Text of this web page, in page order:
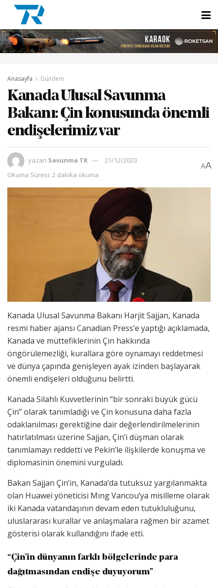
Anasayfa Gündem
Kanada Ulusal Savunma
Bakanı: Çin konusunda önemli
endişelerimiz var
yazan Savunma TR
21/12/2020
Okuma Süresi: 2 dakika okuma
AA
Kanada Ulusal Savunma Bakanı Harjit Sajjan, Kanada
resmi haber ajansı Canadian Press’e yaptığı açıklamada,
Kanada ve müttefiklerinin Çin hakkında
öngörülemezliği, kurallara göre oynamayı reddetmesi
ve dünya çapında genişleyen ayak izinden başlayarak
önemli endişeleri olduğunu belirtti.
Kanada Silahlı Kuvvetlerinin “bir sonraki büyük gücü
Çin” olarak tanımladığı ve Çin konusuna daha fazla
odaklanılması gerektiğine dair değerlendirilmelerinin
hatırlatılması üzerine Sajjan, Çin’i düşman olarak
tanımlamayı reddetti ve Pekin’le ilişkilerde konuşma ve
diplomasinin önemini vurguladı.
Bakan Sajjan Çin’in, Kanada’da tutuksuz yargılanmakta
olan Huawei yöneticisi Mıng Vancou’ya misilleme olarak
iki Kanada vatandaşının devam eden tutukluluğunu,
uluslararası kurallar ve anlaşmalara rağmen bir azamet
gösterisi olarak kullandığını ifade etti.
“Çin’in dünyanın farklı bölgelerinde para
dağıtmasından endişe duyuyorum”